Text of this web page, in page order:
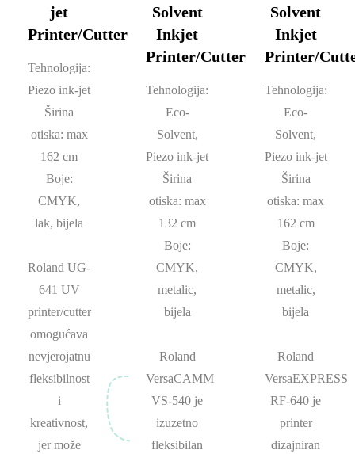
jet
Printer/Cutter
Tehnologija:
Piezo ink-jet
Širina
otiska: max
162 cm
Boje:
CMYK,
lak, bijela
Roland UG-
641 UV
printer/cutter
omogućava
nevjerojatnu
fleksibilnost
i
kreativnost,
jer može
Solvent
Inkjet
Printer/Cutter
Tehnologija:
Eco-
Solvent,
Piezo ink-jet
Širina
otiska: max
132 cm
Boje:
CMYK,
metalic,
bijela
Roland
VersaCAMM
VS-540 je
izuzetno
fleksibilan
Solvent
Inkjet
Printer/
Tehnologija:
Eco-
Solvent,
Piezo ink-jet
Širina
otiska: max
162 cm
Boje:
CMYK,
metalic,
bijela
Roland
VersaEXPRESS
RF-640 je
printer
dizajniran